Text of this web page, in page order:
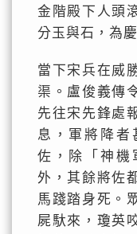
金階殿下人頭
分玉與石，為
當下宋兵在威
渠。盧俊義傳
先往宋先鋒處
息，軍將降者
佐，除「神機
外，其餘將佐
馬踐踏身死。
屍馱來，瓊英